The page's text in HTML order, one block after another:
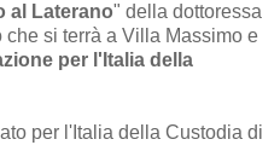
al Laterano" della dottoressa
che si terrà a Villa Massimo e
per l'Italia della
per l'Italia della Custodia di